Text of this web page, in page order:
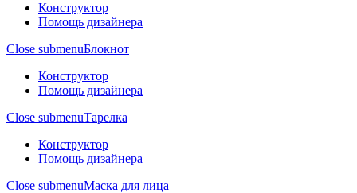
Конструктор
Помощь дизайнера
Close submenuБлокнот
Конструктор
Помощь дизайнера
Close submenuТарелка
Конструктор
Помощь дизайнера
Close submenuМаска для лица